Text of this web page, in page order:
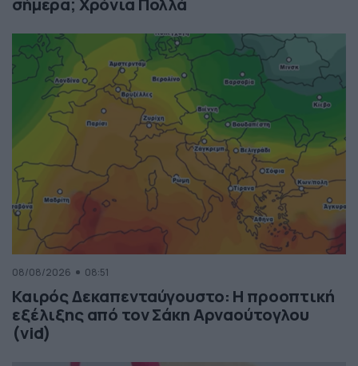
σήμερα; Χρόνια Πολλά
08/08/2026 08:51
Καιρός Δεκαπενταύγουστο: Η προοπτική
εξέλιξης από τον Σάκη Αρναούτογλου
(vid)